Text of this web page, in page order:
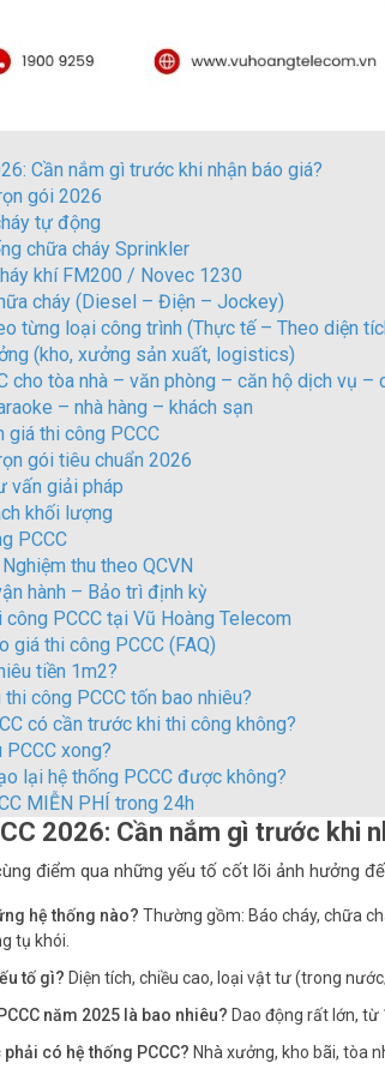
Cần nắm gì trước khi nhận báo giá?
gói 2026
tự động
chữa cháy Sprinkler
khí FM200 / Novec 1230
cháy (Diesel – Điện – Jockey)
từng loại công trình (Thực tế – Theo diện
(kho, xưởng sản xuất, logistics)
cho tòa nhà – văn phòng – căn hộ dịch vụ –
– nhà hàng – khách sạn
giá thi công PCCC
gói tiêu chuẩn 2026
vấn giải pháp
khối lượng
PCCC
thu theo QCVN
hành – Bảo trì định kỳ
PCCC tại Vũ Hoàng Telecom
giá thi công PCCC (FAQ)
tiền 1m2?
công PCCC tốn bao nhiêu?
có cần trước khi thi công không?
xong?
lại hệ thống PCCC được không?
MIỄN PHÍ trong 24h
2026: Cần nắm gì trước khi
điểm qua những yếu tố cốt lõi ảnh hưởng
hệ thống nào? Thường gồm: Báo cháy, chữa
tụ khói.
tố gì? Diện tích, chiều cao, loại vật tư (trong
năm 2025 là bao nhiêu? Dao động rất lớn,
có hệ thống PCCC? Nhà xưởng, kho bãi, tòa